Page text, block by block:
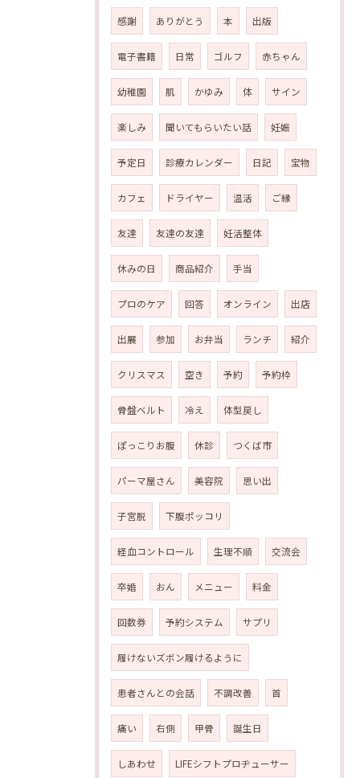
感謝 ありがとう 本 出版
電子書籍 日常 ゴルフ 赤ちゃん
幼稚園 肌 かゆみ 体 サイン
楽しみ 聞いてもらいたい話 妊娠
予定日 診療カレンダー 日記 宝物
カフェ ドライヤー 温活 ご縁
友達 友達の友達 妊活整体
休みの日 商品紹介 手当
プロのケア 回答 オンライン 出店
出展 参加 お弁当 ランチ 紹介
クリスマス 空き 予約 予約枠
骨盤ベルト 冷え 体型戻し
ぽっこりお腹 休診 つくば市
パーマ屋さん 美容院 思い出
子宮脱 下腹ポッコリ
経血コントロール 生理不順 交流会
卒婚 おん メニュー 料金
回数券 予約システム サプリ
履けないズボン履けるように
患者さんとの会話 不調改善 首
痛い 右側 甲骨 誕生日
しあわせ LIFEシフトプロヂューサー